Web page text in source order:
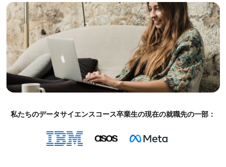
私たちのデータサイエンスコース卒業生の現在の就職先の一部：